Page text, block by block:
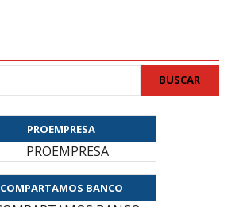
BUSCAR
PROEMPRESA
COMPARTAMOS BANCO